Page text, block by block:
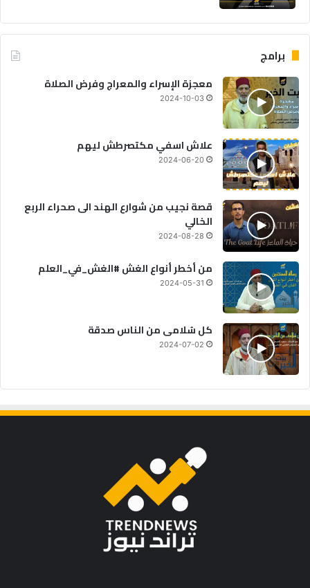
برامج
معجزة الإسراء والمعراج وفرض الصلاة
2024-10-03
علاش اسفي مكتصرطش ليهم
2024-06-20
قصة نجيب من شوارع الهند الى صحراء الربع
الخالي
2024-08-28
من أخطر أنواع الغش #الغش_في_العلم
2024-05-31
كل سُلامى من الناس صدقة
2024-07-02